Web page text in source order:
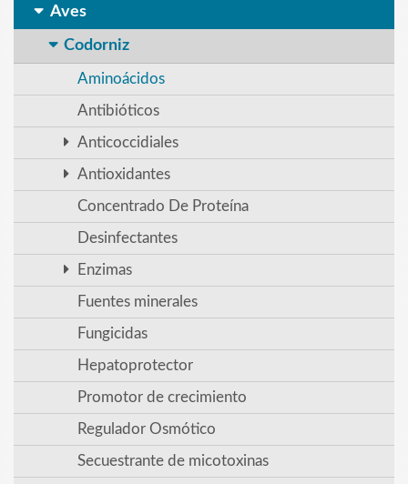
Aves
Codorniz
Aminoácidos
Antibióticos
Anticoccidiales
Antioxidantes
Concentrado De Proteína
Desinfectantes
Enzimas
Fuentes minerales
Fungicidas
Hepatoprotector
Promotor de crecimiento
Regulador Osmótico
Secuestrante de micotoxinas